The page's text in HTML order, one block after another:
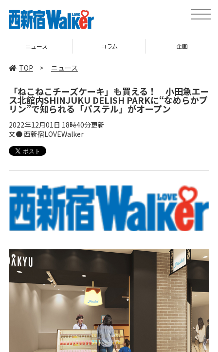
toggle
ニュース コラム 企画
TOP > ニュース
「ねこねこチーズケーキ」も買える！ 小田急エー
ス北館内SHINJUKU DELISH PARKに“なめらかプ
リン”で知られる「パステル」がオープン
2022年12月01日 18時40分更新
文● 西新宿LOVEWalker